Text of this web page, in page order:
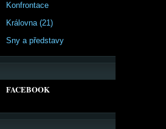
Konfrontace
Královna (21)
Sny a představy
FACEBOOK